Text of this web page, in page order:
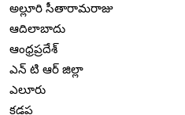
అల్లూరి సీతారామరాజు
ఆదిలాబాదు
ఆంధ్రప్రదేశ్
ఎన్ టి ఆర్ జిల్లా
ఎలూరు
కడప